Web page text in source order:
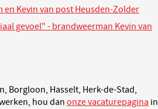
Kevin van post Heusden-Zolder
gevoel" - brandweerman Kevin van
Borgloon, Hasselt, Herk-de-Stad,
hou dan onze vacaturepagina in